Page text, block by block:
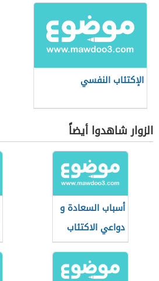
الإكتئاب النفسي
الزوار شاهدوا أيضاً
أسباب السعادة و
دواعي الاكتئاب